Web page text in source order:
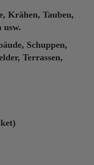
Krähen, Tauben,
usw.
Schuppen,
Terrassen,